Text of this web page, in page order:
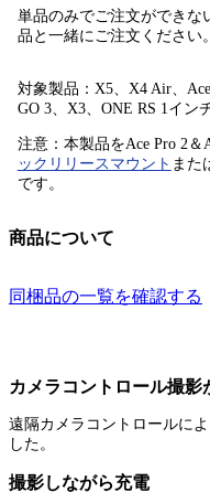
単品のみでご注文ができな
品と一緒にご注文ください。
対象製品：X5、X4 Air、Ace
GO 3、X3、ONE RS 1イン
注意：本製品をAce Pro 2＆
ックリリースマウント また
です。
商品について
同梱品の一覧を確認する
カメラコントロール撮影
遠隔カメラコントロールに
した。
撮影しながら充電